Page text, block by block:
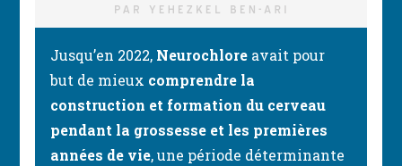
Jusqu’en 2022, Neurochlore avait pour
but de mieux comprendre la
construction et formation du cerveau
pendant la grossesse et les premières
années de vie, une période déterminante